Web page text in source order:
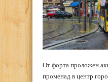
От форта проложен
променад в центр